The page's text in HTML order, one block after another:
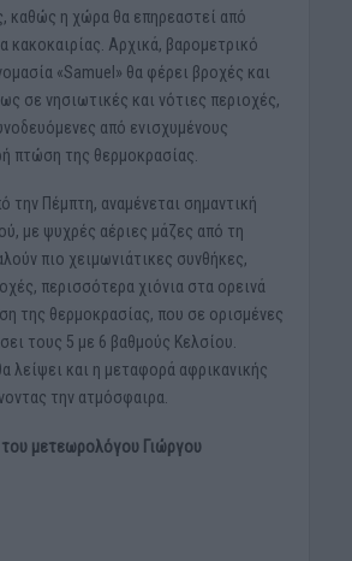
καθώς η χώρα θα επηρεαστεί από
κακοκαιρίας. Αρχικά, βαρομετρικό
«Samuel» θα φέρει βροχές και
σε νησιωτικές και νότιες περιοχές,
από ενισχυμένους
πτώση της θερμοκρασίας.
την Πέμπτη, αναμένεται σημαντική
με ψυχρές αέριες μάζες από τη
πιο χειμωνιάτικες συνθήκες,
περισσότερα χιόνια στα ορεινά
της θερμοκρασίας, που σε ορισμένες
τους 5 με 6 βαθμούς Κελσίου.
λείψει και η μεταφορά αφρικανικής
την ατμόσφαιρα.
του μετεωρολόγου Γιώργου